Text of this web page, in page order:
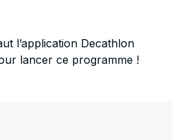
l’application Decathlon
lancer ce programme !